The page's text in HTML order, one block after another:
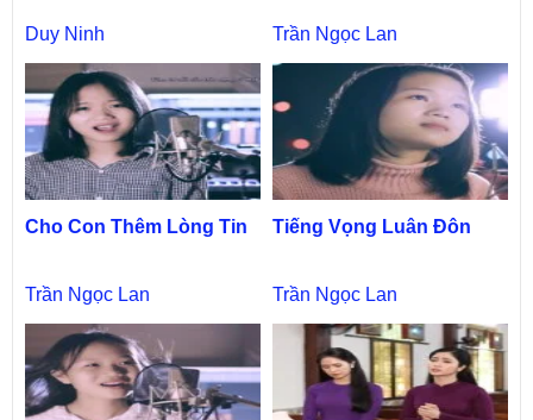
Duy Ninh Trần Ngọc Lan
Cho Con Thêm Lòng Tin
Trần Ngọc Lan
Tiếng Vọng Luân Đôn
Trần Ngọc Lan